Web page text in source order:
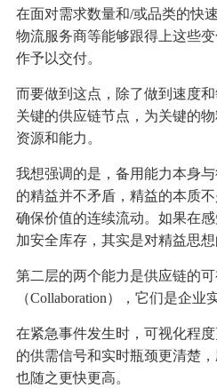
在面对需求数量和/或品类的快
物流服务商等能够跟得上这些
作予以交付。
而要做到这点，除了做到速度
关键的供应链节点，为关键的
资源和能力。
我想强调的是，备用能力本身
的精益并不矛盾，精益的本质
确保价值的连续流动。如果在
加安全库存，其实是对精益思想
第二层的两个能力是供应链的
（Collaboration），它们是企业
在紧急事件发生时，可视化程
的供需信号和实时瓶颈更清楚
也随之更快更高。